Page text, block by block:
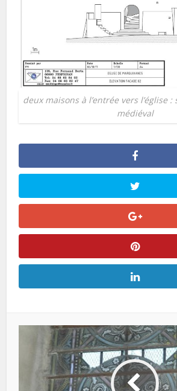
deux maisons à l’entrée vers l’église
médiéval